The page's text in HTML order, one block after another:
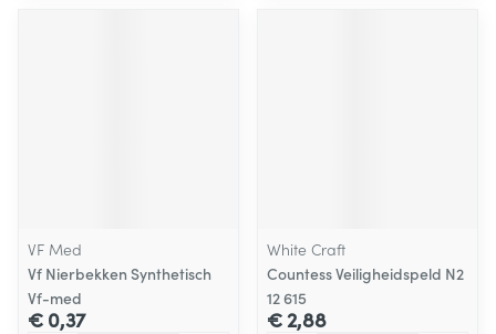
VF Med
Vf Nierbekken Synthetisch
Vf-med
€ 0,37
White Craft
Countess Veiligheidspeld N2
12 615
€ 2,88